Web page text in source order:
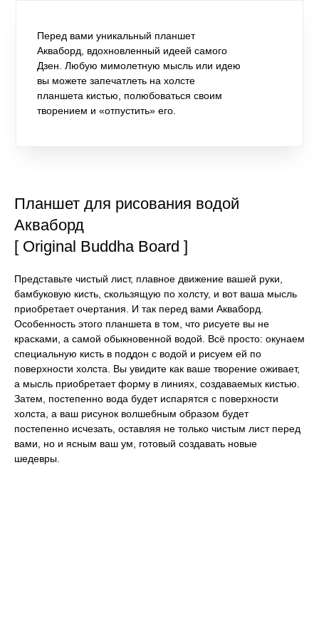
Перед вами уникальный планшет
Акваборд, вдохновленный идеей самого
Дзен. Любую мимолетную мысль или идею
вы можете запечатлеть на холсте
планшета кистью, полюбоваться своим
творением и «отпустить» его.
Планшет для рисования водой
Акваборд
[ Original Buddha Board ]
Представьте чистый лист, плавное движение вашей руки,
бамбуковую кисть, скользящую по холсту, и вот ваша мысль
приобретает очертания. И так перед вами Акваборд.
Особенность этого планшета в том, что рисуете вы не
красками, а самой обыкновенной водой. Всё просто: окунаем
специальную кисть в поддон с водой и рисуем ей по
поверхности холста. Вы увидите как ваше творение оживает,
а мысль приобретает форму в линиях, создаваемых кистью.
Затем, постепенно вода будет испарятся с поверхности
холста, а ваш рисунок волшебным образом будет
постепенно исчезать, оставляя не только чистым лист перед
вами, но и ясным ваш ум, готовый создавать новые
шедевры.